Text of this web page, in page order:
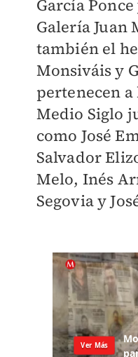
García
Galería Juan
también el
Monsiváis y
pertenecen
Medio Siglo
como José
Salvador
Melo, Inés
Segovia y